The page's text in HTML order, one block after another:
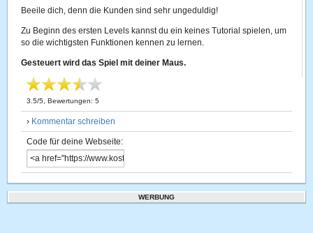
Beeile dich, denn die Kunden sind sehr ungeduldig!
Zu Beginn des ersten Levels kannst du ein keines Tutorial spielen, um
so die wichtigsten Funktionen kennen zu lernen.
Gesteuert wird das Spiel mit deiner Maus.
3.5/5 , Bewertungen:5
› Kommentar schreiben
Code für deine Webseite:
WERBUNG